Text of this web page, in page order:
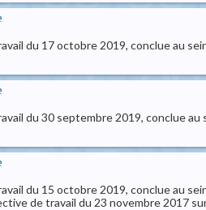
du 17 octobre 2019, conclue au
du 30 septembre 2019, conclue
du 15 octobre 2019, conclue au
de travail du 23 novembre 2017